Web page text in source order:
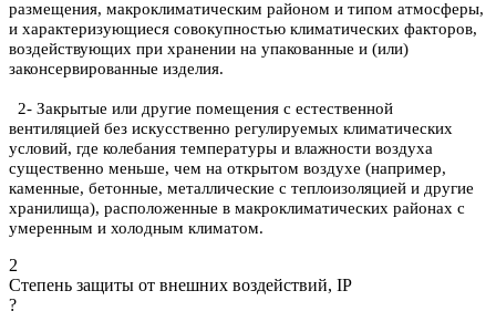
размещения, макроклиматическим районом и типом атмосферы,
и характеризующиеся совокупностью климатических факторов,
воздействующих при хранении на упакованные и (или)
законсервированные изделия.
2- Закрытые или другие помещения с естественной
вентиляцией без искусственно регулируемых климатических
условий, где колебания температуры и влажности воздуха
существенно меньше, чем на открытом воздухе (например,
каменные, бетонные, металлические с теплоизоляцией и другие
хранилища), расположенные в макроклиматических районах с
умеренным и холодным климатом.
2
Степень защиты от внешних воздействий, IP
?